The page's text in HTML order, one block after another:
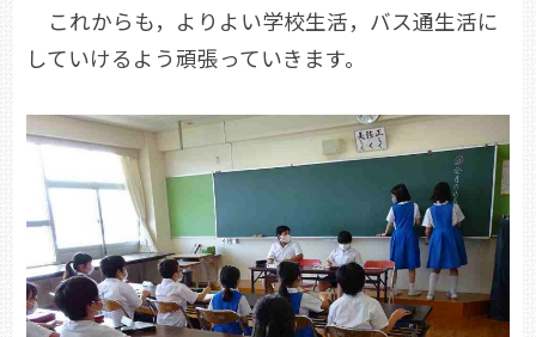
これからも，よりよい学校生活，バス通生活に
していけるよう頑張っていきます。